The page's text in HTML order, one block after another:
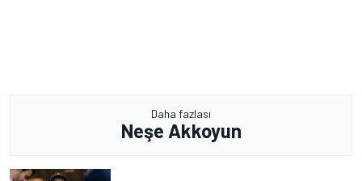
Daha fazlası
Neşe Akkoyun